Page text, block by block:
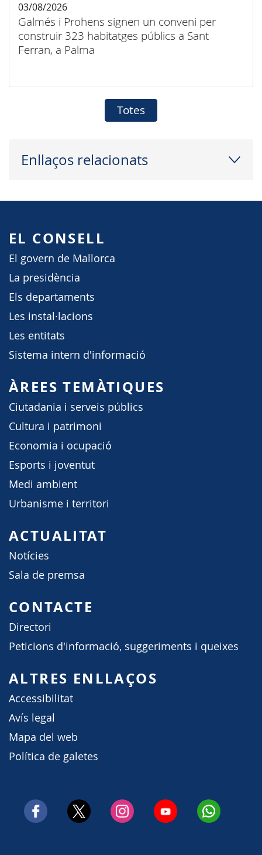
Galmés i Prohens signen un conveni per
construir 323 habitatges públics a Sant
Ferran, a Palma
03/08/2026
Totes
Enllaços relacionats
EL CONSELL
El govern de Mallorca
La presidència
Els departaments
Les instal·lacions
Les entitats
Sistema intern d'informació
ÀREES TEMÀTIQUES
Ciutadania i serveis públics
Cultura i patrimoni
Economia i ocupació
Esports i joventut
Medi ambient
Urbanisme i territori
ACTUALITAT
Notícies
Sala de premsa
CONTACTE
Directori
Peticions d'informació, suggeriments i queixes
ALTRES ENLLAÇOS
Accessibilitat
Avís legal
Mapa del web
Política de galetes